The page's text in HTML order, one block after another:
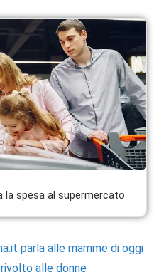
la spesa al supermercato
parla alle mamme di oggi
alle donne